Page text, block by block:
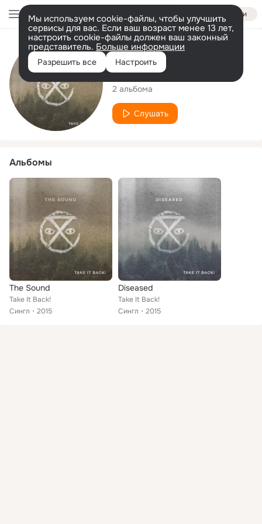
Войти
Мы используем cookie-файлы, чтобы улучшить
сервисы для вас. Если ваш возраст менее 13 лет,
настроить cookie-файлы должен ваш законный
представитель. Больше информации
Разрешить все Настроить
Исполнитель
Take It Back!
2 альбома
Слушать
Альбомы
The Sound
Take It Back!
Сингл
2015
Diseased
Take It Back!
Сингл
2015